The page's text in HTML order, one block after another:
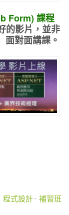
Form) 課程
的影片，並非
面對面講課。
程式設計 補習班